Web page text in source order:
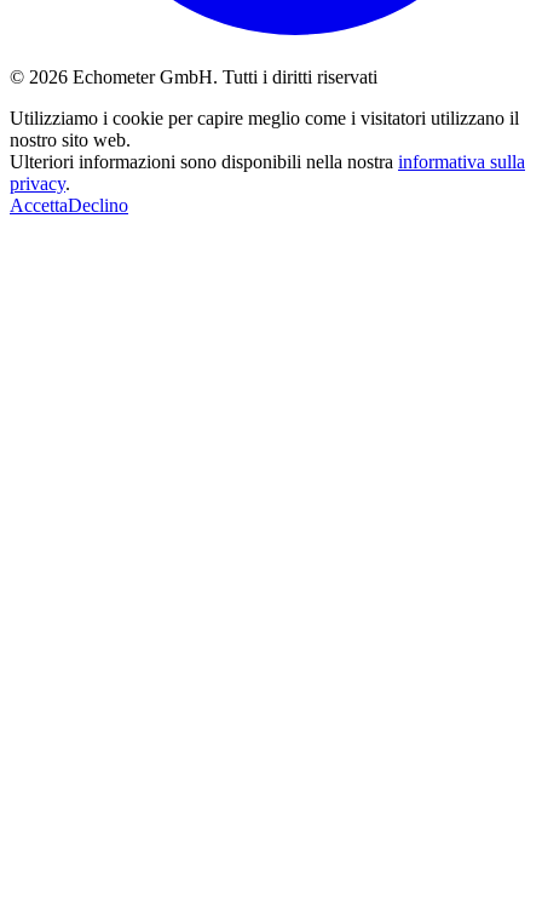
© 2026 Echometer GmbH. Tutti i diritti riservati
Utilizziamo i cookie per capire meglio come i visitatori utilizzano il
nostro sito web.
Ulteriori informazioni sono disponibili nella nostra informativa sulla
privacy.
AccettaDeclino